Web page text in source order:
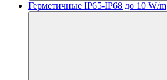
Герметичные IP65-IP68 до 10 W/m